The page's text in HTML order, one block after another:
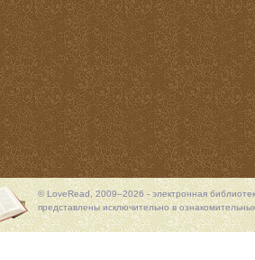
© LoveRead, 2009–2026 - электронная
представлены исключительно в